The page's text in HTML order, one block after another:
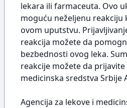
lekara ili farmaceuta. Ovo
moguću neželjenu reakciju
ovom uputstvu.
reakcija možete da
bezbednosti ovog leka.
reakcije možete da prijavite
medicinska sredstva Srbije
Agencija za lekove i